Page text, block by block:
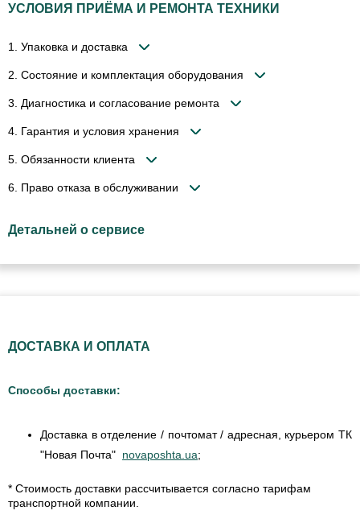
УСЛОВИЯ ПРИЁМА И РЕМОНТА ТЕХНИКИ
1. Упаковка и доставка
2. Состояние и комплектация оборудования
3. Диагностика и согласование ремонта
4. Гарантия и условия хранения
5. Обязанности клиента
6. Право отказа в обслуживании
Детальней о сервисе
ДОСТАВКА И ОПЛАТА
Способы доставки:
Доставка в отделение / почтомат / адресная, курьером ТК
"Новая Почта" novaposhta.ua;
* Стоимость доставки рассчитывается согласно тарифам
транспортной компании.